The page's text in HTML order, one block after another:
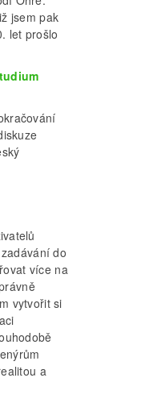
jsem pak
let prošlo
do
více na
vytvořit si
a